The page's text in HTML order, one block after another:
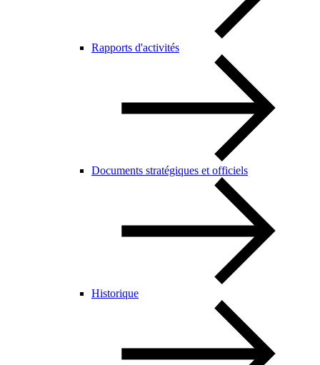
Rapports d'activités
Documents stratégiques et officiels
Historique